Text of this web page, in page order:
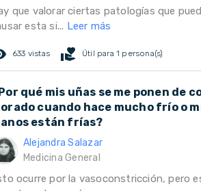
que valorar ciertas patologías que
esta si... Leer más
633 vistas volunteer_activism Útil para 1 persona(s)
qué mis uñas se me ponen de
cuando hace mucho frío o
están frías?
Alejandra Salazar
Medicina General
ocurre por la vasoconstricción, pero